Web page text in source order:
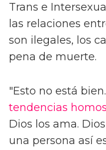
Trans e
las relaciones
son ilegales, los
pena de muerte.
"Esto no está
tendencias
Dios los ama.
una persona así